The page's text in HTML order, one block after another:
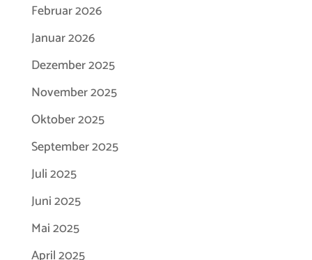
Februar 2026
Januar 2026
Dezember 2025
November 2025
Oktober 2025
September 2025
Juli 2025
Juni 2025
Mai 2025
April 2025